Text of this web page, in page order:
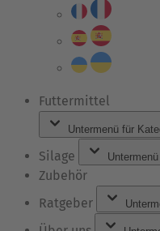
Futtermittel
Untermenü für
Silage
Zubehör
Ratgeber